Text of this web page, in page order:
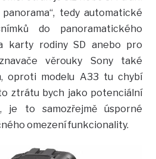
tedy automatické
do panoramatického
karty rodiny SD anebo pro
věrouky Sony také
oproti modelu A33 tu chybí
ztrátu bych jako potenciální
je to samozřejmě úsporné
omezení funkcionality.